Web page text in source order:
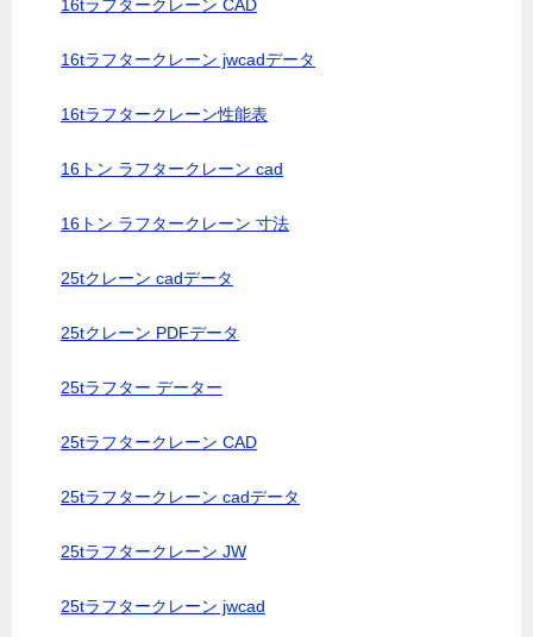
16tラフタークレーン CAD
16tラフタークレーン jwcadデータ
16tラフタークレーン性能表
16トン ラフタークレーン cad
16トン ラフタークレーン 寸法
25tクレーン cadデータ
25tクレーン PDFデータ
25tラフター データー
25tラフタークレーン CAD
25tラフタークレーン cadデータ
25tラフタークレーン JW
25tラフタークレーン jwcad